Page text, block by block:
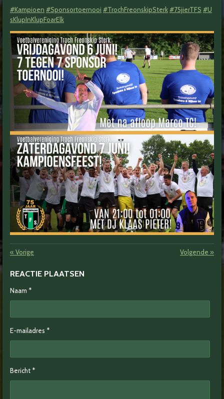
#Kampioen #Sponsortoernooi #TrochFreonskipSterk#75jierTFS #U
sKlupInKlupFoarElk
« Vorige Volgende »
REACTIE PLAATSEN
Naam *
E-mailadres *
Bericht *